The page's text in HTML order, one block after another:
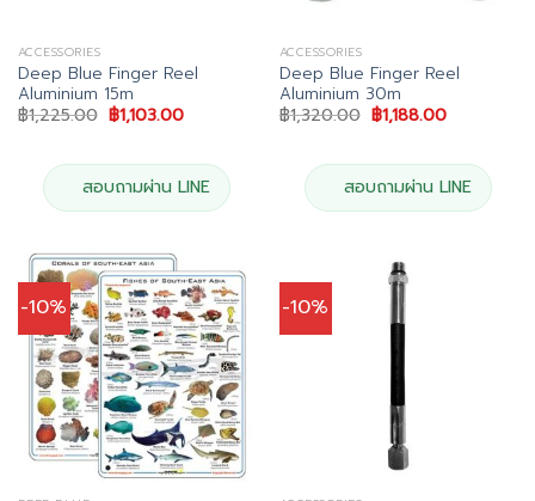
ACCESSORIES
Deep Blue Finger Reel
Aluminium 15m
฿1,225.00 Original
price
฿1,225.00.
฿1,103.00Current
฿1,103.00.
สอบถามผ่าน LINE
ACCESSORIES
Deep Blue Finger Reel
Aluminium 30m
฿1,320.00 Original
price
฿1,320.00.
฿1,188.00Current
฿1,188.00.
สอบถามผ่าน LINE
-10% -10%